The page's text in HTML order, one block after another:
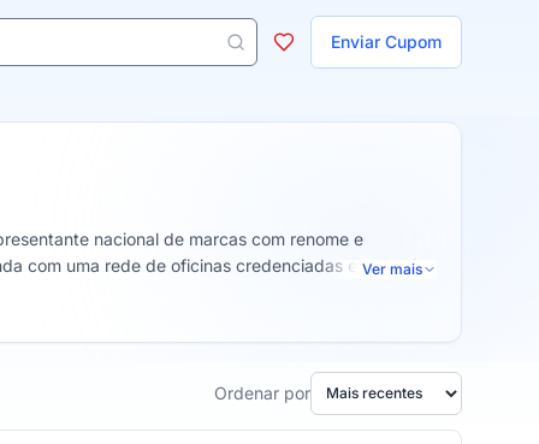
Enviar Cupom
nacional de marcas com renome e
com uma rede de oficinas credenciadas e setor de
Ver mais
Ordenar por